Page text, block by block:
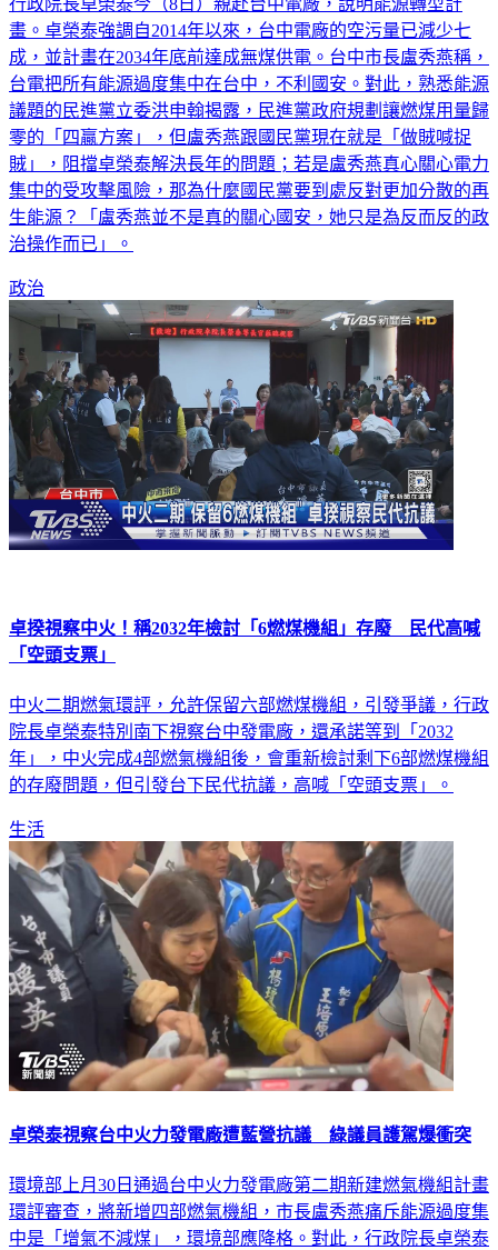
畫。卓榮泰強調自2014年以來，台中電廠的空污量已減少七
成，並計畫在2034年底前達成無煤供電。台中市長盧秀燕稱，
台電把所有能源過度集中在台中，不利國安。對此，熟悉能源
議題的民進黨立委洪申翰揭露，民進黨政府規劃讓燃煤用量歸
零的「四贏方案」，但盧秀燕跟國民黨現在就是「做賊喊捉
賊」，阻擋卓榮泰解決長年的問題；若是盧秀燕真心關心電力
集中的受攻擊風險，那為什麼國民黨要到處反對更加分散的再
生能源？「盧秀燕並不是真的關心國安，她只是為反而反的政
治操作而已」。
政治
卓揆視察中火！稱2032年檢討「6燃煤機組」存廢 民代高喊
「空頭支票」
中火二期燃氣環評，允許保留六部燃煤機組，引發爭議，行政
院長卓榮泰特別南下視察台中發電廠，還承諾等到「2032
年」，中火完成4部燃氣機組後，會重新檢討剩下6部燃煤機組
的存廢問題，但引發台下民代抗議，高喊「空頭支票」。
生活
卓榮泰視察台中火力發電廠遭藍營抗議 綠議員護駕爆衝突
環境部上月30日通過台中火力發電廠第二期新建燃氣機組計畫
環評審查，將新增四部燃氣機組，市長盧秀燕痛斥能源過度集
中是「增氣不減煤」，環境部應降格。對此，行政院長卓榮泰